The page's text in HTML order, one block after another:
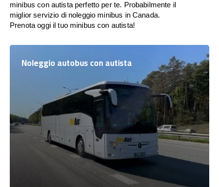
minibus con autista perfetto per te. Probabilmente il
miglior servizio di noleggio minibus in Canada.
Prenota oggi il tuo minibus con autista!
Noleggio autobus con autista